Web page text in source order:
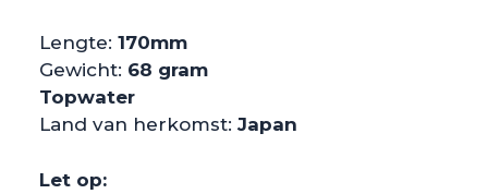
Lengte: 170mm
Gewicht: 68 gram
Topwater
Land van herkomst: Japan
Let op: